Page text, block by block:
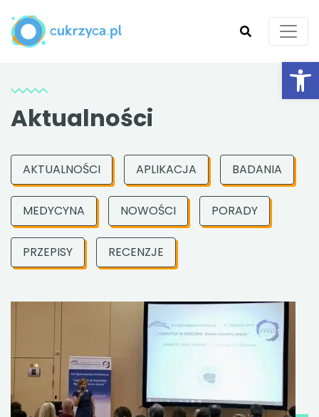
Aktualności
AKTUALNOŚCI APLIKACJA BADANIA
MEDYCYNA NOWOŚCI PORADY
PRZEPISY RECENZJE